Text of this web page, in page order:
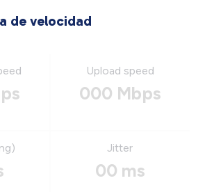
de velocidad
Upload speed
000 Mbps
Jitter
00 ms